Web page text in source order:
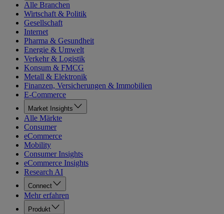
Alle Branchen
Wirtschaft & Politik
Gesellschaft
Internet
Pharma & Gesundheit
Energie & Umwelt
Verkehr & Logistik
Konsum & FMCG
Metall & Elektronik
Finanzen, Versicherungen & Immobilien
E-Commerce
Market Insights
Alle Märkte
Consumer
eCommerce
Mobility
Consumer Insights
eCommerce Insights
Research AI
Connect
Mehr erfahren
Produkt